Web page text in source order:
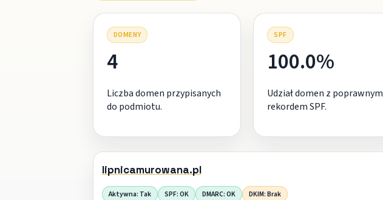
DOMENY
4
Liczba domen przypisanych
do podmiotu.
SPF
100.0%
Udział domen z poprawnym
rekordem SPF.
lipnicamurowana.pl
Aktywna: Tak SPF: OK DMARC: OK DKIM: Brak